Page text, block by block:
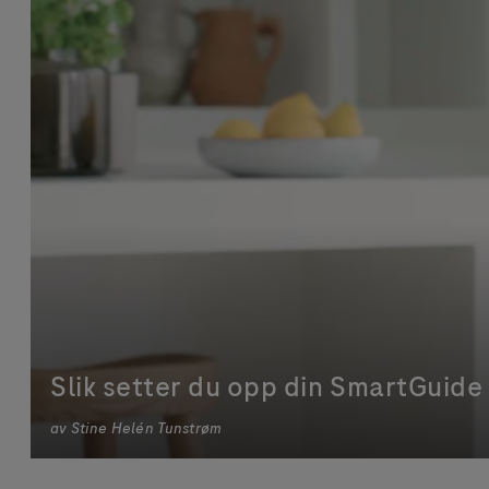
Slik setter du opp din
av Stine Helén Tunstrøm